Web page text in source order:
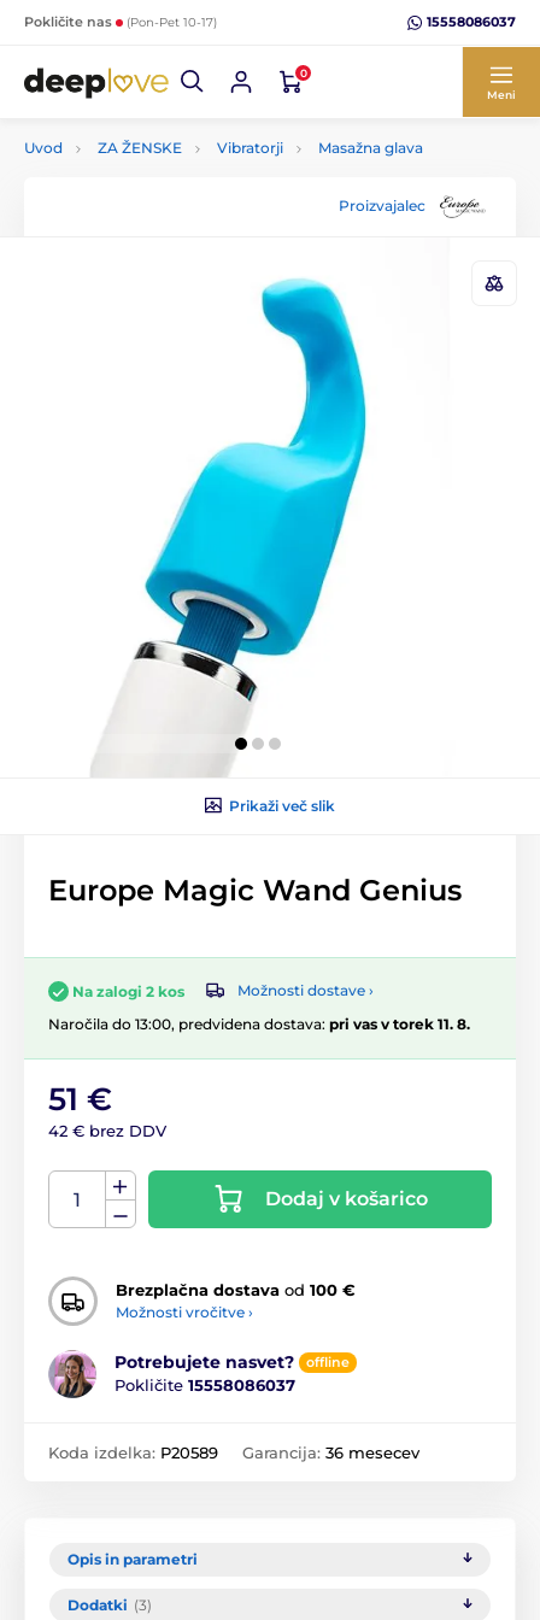
Pokličite nas (Pon-Pet 10-17) 15558086037
0
Meni
Uvod ZA ŽENSKE Vibratorji Masažna glava
Proizvajalec
Prikaži več slik
Europe Magic Wand Genius
Na zalogi 2 kos
Možnosti dostave ›
Naročila do 13:00, predvidena dostava: pri vas v torek 11. 8.
51 €
42 € brez DDV
Dodaj v košarico
Brezplačna dostava od 100 €
Možnosti vročitve ›
Potrebujete nasvet? offline
Pokličite 15558086037
Koda izdelka: P20589 Garancija: 36 mesecev
Opis in parametri
Dodatki (3)